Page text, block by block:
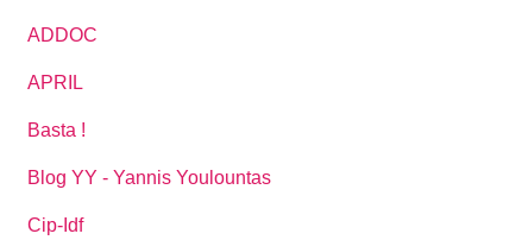
ADDOC
APRIL
Basta !
Blog YY - Yannis Youlountas
Cip-Idf